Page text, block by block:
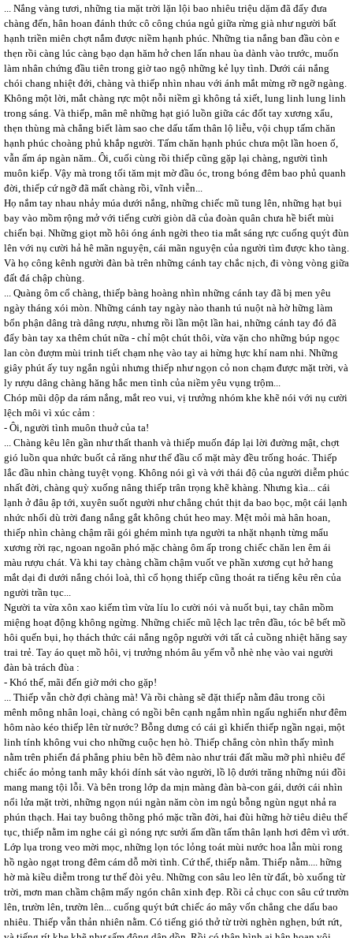
... Nắng vàng tươi, những tia mặt trời lặn lội bao nhiêu triệu dặm đã đẩy đưa
chàng đến, hân hoan đánh thức cô công chúa ngủ giữa rừng già như người bất
hạnh triền miên chợt nắm được niềm hạnh phúc. Những tia nắng ban đầu còn e
thẹn rồi càng lúc càng bạo dạn hăm hở chen lấn nhau ùa dành vào trước, muốn
làm nhân chứng đầu tiên trong giờ tao ngộ những kẻ lụy tình. Dưới cái nắng
chói chang nhiệt đới, chàng và thiếp nhìn nhau với ánh mắt mừng rỡ ngỡ ngàng.
Không một lời, mắt chàng rực một nỗi niềm gì không tả xiết, lung linh lung linh
trong sáng. Và thiếp, mân mê những hạt gió luồn giữa các đốt tay xương xẩu,
thẹn thùng mà chẳng biết làm sao che dấu tấm thân lộ liễu, vội chụp tấm chăn
hạnh phúc choàng phủ khắp người. Tấm chăn hạnh phúc chưa một lần hoen ố,
vẫn ấm áp ngàn năm.. Ôi, cuối cùng rồi thiếp cũng gặp lại chàng, người tình
muôn kiếp. Vậy mà trong tối tăm mịt mờ đầu óc, trong bóng đêm bao phủ quanh
đời, thiếp cứ ngỡ đã mất chàng rồi, vĩnh viễn...
Họ nắm tay nhau nhảy múa dưới nắng, những chiếc mũ tung lên, những hạt bụi
bay vào mồm rộng mở với tiếng cười giòn dã của đoàn quân chưa hề biết mùi
chiến bại. Những giọt mồ hôi óng ánh ngời theo tia mắt sáng rực cuống quýt đùn
lên với nụ cười hả hê mãn nguyện, cái mãn nguyện của người tìm được kho tàng.
Và họ công kênh người đàn bà trên những cánh tay chắc nịch, đi vòng vòng giữa
đất đá chập chùng.
... Quàng ôm cổ chàng, thiếp bàng hoàng nhìn những cánh tay đã bị men yêu
ngày tháng xói mòn. Những cánh tay ngày nào thanh tú nuột nà hờ hững làm
bổn phận dâng trà dâng rượu, nhưng rồi lần một lần hai, những cánh tay đó đã
đẩy bàn tay xa thêm chút nữa - chỉ một chút thôi, vừa vặn cho những búp ngọc
lan còn đượm mùi trinh tiết chạm nhẹ vào tay ai hừng hực khí nam nhi. Những
giây phút ấy tuy ngắn ngủi nhưng thiếp như ngọn cỏ non chạm được mặt trời, và
ly rượu dâng chàng hăng hắc men tình của niềm yêu vụng trộm...
Chóp mũi dộp da rám nắng, mắt reo vui, vị trưởng nhóm khe khẽ nói với nụ cười
lệch môi vì xúc cảm :
- Ôi, người tình muôn thuở của ta!
... Chàng kêu lên gần như thất thanh và thiếp muốn đáp lại lời đường mật, chợt
gió luồn qua nhức buốt cả răng như thể đầu cổ mặt mày đều trống hoác. Thiếp
lắc đầu nhìn chàng tuyệt vọng. Không nói gì và với thái độ của người diễm phúc
nhất đời, chàng quỳ xuống nâng thiếp trân trọng khẽ khàng. Nhưng kìa... cái
lạnh ở đâu ập tới, xuyên suốt người như chẳng chút thịt da bao bọc, một cái lạnh
nhức nhối dù trời đang nắng gắt không chút heo may. Mệt mỏi mà hân hoan,
thiếp nhìn chàng chậm rãi gói ghém mình tựa người ta nhặt nhạnh từng mẩu
xương rời rạc, ngoan ngoãn phó mặc chàng ôm ấp trong chiếc chăn len êm ái
màu rượu chát. Và khi tay chàng chầm chậm vuốt ve phần xương cụt hở hang
mắt dại đi dưới nắng chói loà, thì cổ họng thiếp cũng thoát ra tiếng kêu rên của
người trần tục...
Người ta vừa xôn xao kiếm tìm vừa líu lo cười nói và nuốt bụi, tay chân mồm
miệng hoạt động không ngừng. Những chiếc mũ lệch lạc trên đầu, tóc bê bết mồ
hôi quến bụi, họ thách thức cái nắng ngộp người với tất cả cuồng nhiệt hăng say
trai trẻ. Tay áo quẹt mồ hôi, vị trưởng nhóm âu yếm vỗ nhè nhẹ vào vai người
đàn bà trách đùa :
- Khó thế, mãi đến giờ mới cho gặp!
... Thiếp vẫn chờ đợi chàng mà! Và rồi chàng sẽ đặt thiếp nằm đâu trong cõi
mênh mông nhân loại, chàng có ngồi bên cạnh ngắm nhìn ngấu nghiến như đêm
hôm nào kéo thiếp lên từ nước? Bỗng dưng có cái gì khiến thiếp ngần ngại, một
linh tính không vui cho những cuộc hẹn hò. Thiếp chẳng còn nhìn thấy mình
nằm trên phiến đá phẳng phiu bên hồ đêm nào như trái đất mầu mỡ phì nhiêu để
chiếc áo mỏng tanh mây khói dính sát vào người, lồ lộ dưới trăng những núi đồi
mang mang tội lỗi. Và bên trong lớp da mịn màng đàn bà-con gái, dưới cái nhìn
nổi lửa mặt trời, những ngọn núi ngàn năm còn im ngủ bỗng ngùn ngụt nhả ra
phún thạch. Hai tay buông thõng phó mặc trần đời, hai đùi hững hờ tiêu diêu thế
tục, thiếp nằm im nghe cái gì nóng rực sưởi ấm dần tấm thân lạnh hơi đêm vì ướt.
Lớp lụa trong veo mời mọc, những lọn tóc lỏng toát mùi nước hoa lẫn mùi rong
hồ ngào ngạt trong đêm cám dỗ mời tình. Cứ thế, thiếp nằm. Thiếp nằm.... hững
hờ mà kiều diễm trong tư thế đòi yêu. Những con sâu leo lên từ đất, bò xuống từ
trời, mơn man chầm chậm mấy ngón chân xinh đẹp. Rồi cả chục con sâu cứ trườn
lên, trườn lên, trườn lên... cuống quýt bứt chiếc áo mây vốn chẳng che dấu bao
nhiêu. Thiếp vẫn thản nhiên nằm. Có tiếng gió thở từ trời nghèn nghẹn, bứt rứt,